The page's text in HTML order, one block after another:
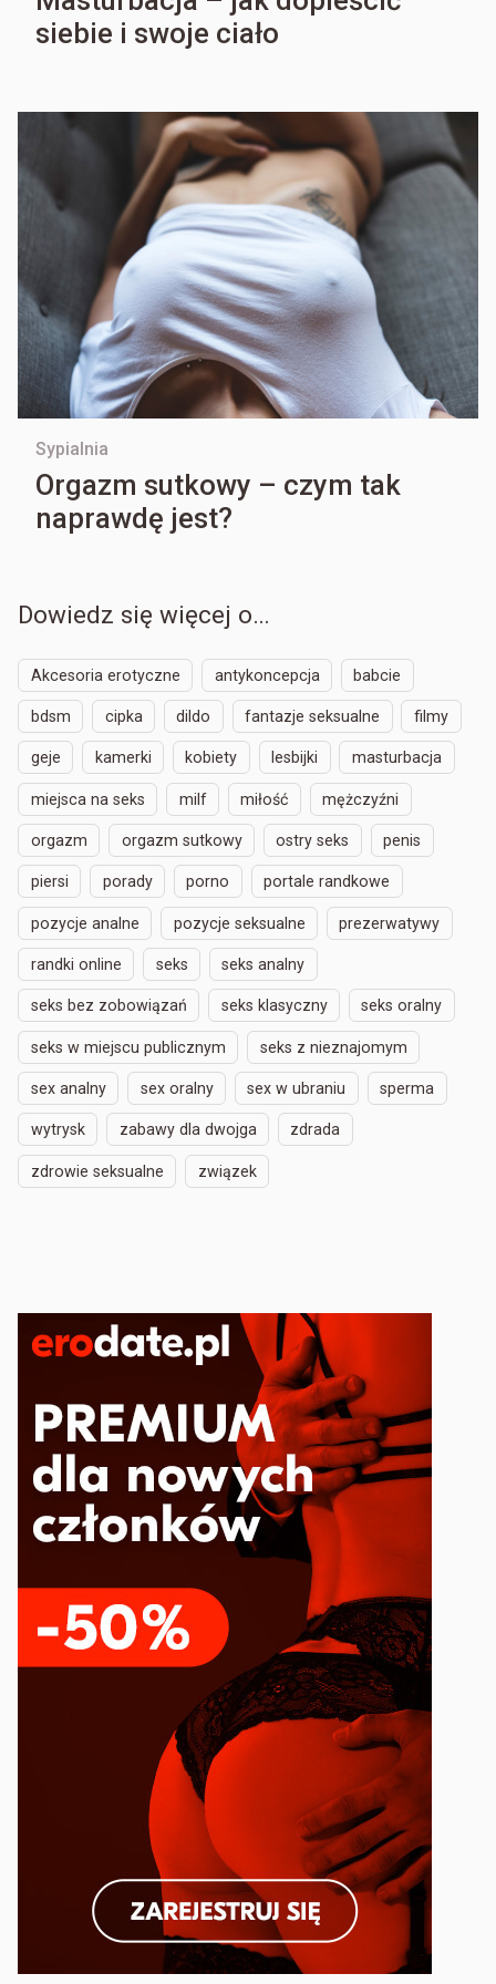
siebie i swoje ciało
Sypialnia
Orgazm sutkowy – czym tak
naprawdę jest?
Dowiedz się więcej o…
Akcesoria erotyczne antykoncepcja babcie
bdsm cipka dildo fantazje seksualne filmy
geje kamerki kobiety lesbijki masturbacja
miejsca na seks milf miłość mężczyźni
orgazm orgazm sutkowy ostry seks penis
piersi porady porno portale randkowe
pozycje analne pozycje seksualne prezerwatywy
randki online seks seks analny
seks bez zobowiązań seks klasyczny seks oralny
seks w miejscu publicznym seks z nieznajomym
sex analny sex oralny sex w ubraniu sperma
wytrysk zabawy dla dwojga zdrada
zdrowie seksualne związek